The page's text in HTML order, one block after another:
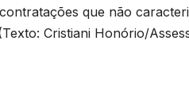
que não
Cristiani Honório/